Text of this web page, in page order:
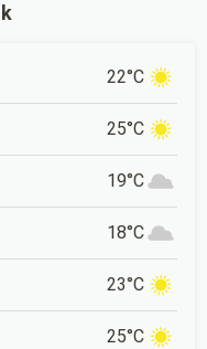
22°C
25°C
19°C
18°C
23°C
25°C